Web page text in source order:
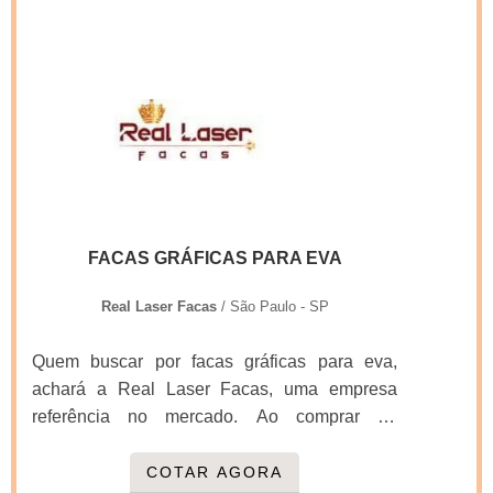
inovadora, descobre o site da Real Laser
Facas. A companhia atua com faca gráfica
manual e facas gráficas para cortar eva,
ter a exatidão em orçar com empresas que
ótima qualidade e assertividade, detalhes
muitas empresas que não focam na
fidelização do cliente.É importante lembrar
que o produto deve sempre ser adquirido com
companhias especializadas no segmento.
Esse tipo de cuidado ajuda a garantir a
FACAS GRÁFICAS PARA EVA
Real Laser Facas/ São Paulo - SP
Quem buscar por facas gráficas para eva,
achará a Real Laser Facas, uma empresa
referência no mercado. Ao comprar na
cliente receberá um atendimento de
COTAR AGORA